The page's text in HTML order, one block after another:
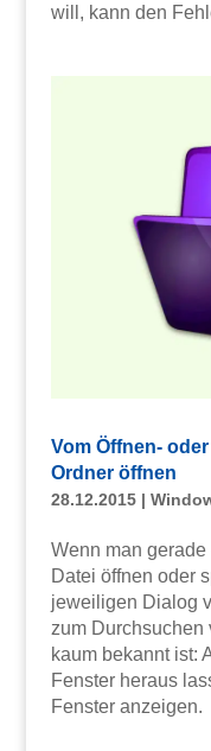
will, kann den
Vom Öffnen-
Ordner öffnen
28.12.2015|
Wenn man
Datei öffnen oder
jeweiligen Dialog
zum Durchsuchen
kaum bekannt ist:
Fenster heraus
Fenster anzeigen.